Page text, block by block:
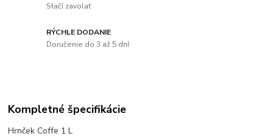
Stačí zavolať
RÝCHLE DODANIE
Doručenie do 3 až 5 dní
Kompletné špecifikácie
Hrnček Coffe 1 L